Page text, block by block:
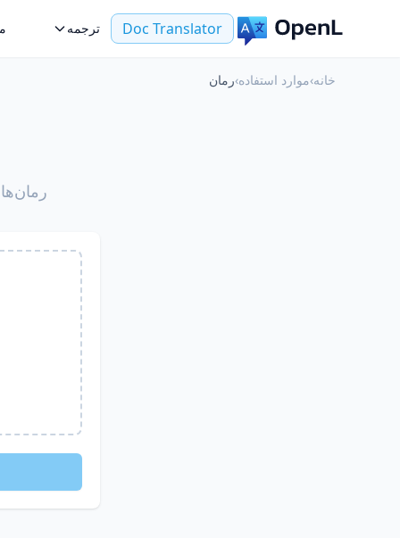
Doc Translator ترجمه
خانه›موارد استفاده›رمان